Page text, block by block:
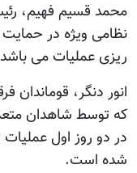
محمد قسیم فهیم،
نظامی ویژه در
ریزی عملیات می
انور دنگر، قوماندان
که توسط شاهدان
در دو روز اول عملیات
شده است.